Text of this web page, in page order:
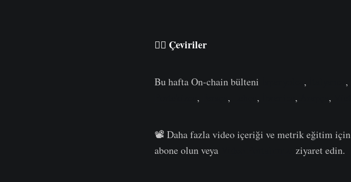
️🏴‍☠️ Çeviriler
Bu hafta On-chain bülteni , ,
, , , , ,
📽️ Daha fazla video içeriği ve metrik eğitim için
abone olun veya
ziyaret edin.